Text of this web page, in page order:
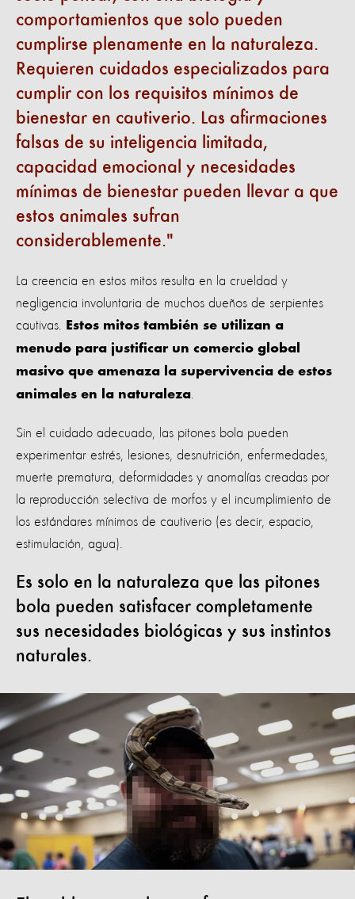
comportamientos que solo pueden
cumplirse plenamente en la naturaleza.
Requieren cuidados especializados para
cumplir con los requisitos mínimos de
bienestar en cautiverio. Las afirmaciones
falsas de su inteligencia limitada,
capacidad emocional y necesidades
mínimas de bienestar pueden llevar a que
estos animales sufran
considerablemente.
La creencia en estos mitos resulta en la crueldad y
negligencia involuntaria de muchos dueños de serpientes
cautivas.
Estos mitos también se utilizan a
menudo para justificar un comercio global
masivo que amenaza la supervivencia de estos
animales en la naturaleza
Sin el cuidado adecuado, las pitones bola pueden
experimentar estrés, lesiones, desnutrición, enfermedades,
muerte prematura, deformidades y anomalías creadas por
la reproducción selectiva de morfos y el incumplimiento de
los estándares mínimos de cautiverio (es decir, espacio,
estimulación, agua).
Es solo en la naturaleza que las pitones
bola pueden satisfacer completamente
sus necesidades biológicas y sus instintos
naturales.